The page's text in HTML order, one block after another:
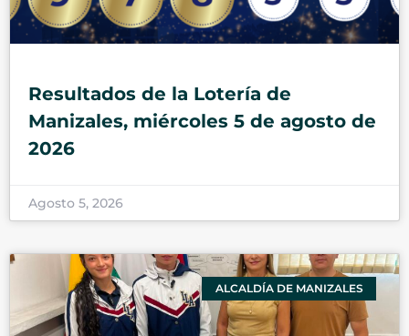
Resultados de la Lotería de
Manizales, miércoles 5 de agosto de
2026
Agosto 5, 2026
ALCALDÍA DE MANIZALES